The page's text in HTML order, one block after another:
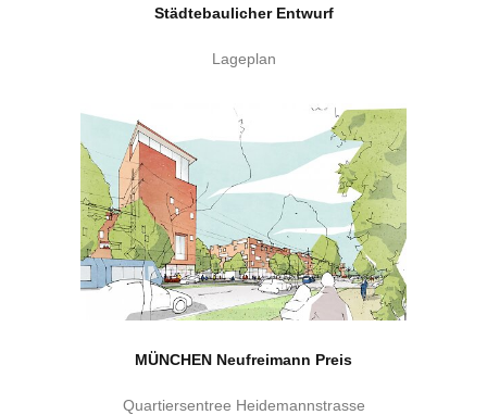
Städtebaulicher Entwurf
Lageplan
MÜNCHEN Neufreimann Preis
Quartiersentree Heidemannstrasse